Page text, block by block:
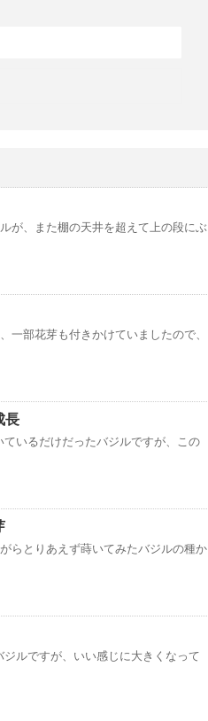
が、また棚の天井を超えて上の段にぶ
一部花芽も付きかけていましたので、
長
いるだけだったバジルですが、この
らとりあえず蒔いてみたバジルの種か
ルですが、いい感じに大きくなって